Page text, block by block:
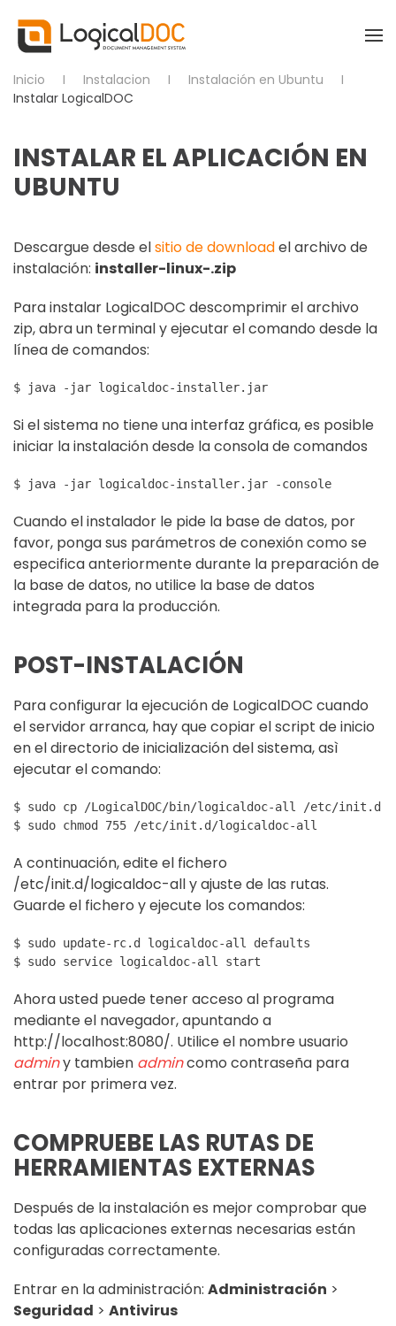
Skip to main content
Inicio Instalacion
Instalación en Ubuntu
Instalar LogicalDOC
INSTALAR EL APLICACIÓN EN
UBUNTU
Descargue desde elsitio de downloadel archivo de
instalación: installer-linux-.zip
Para instalar LogicalDOC descomprimir el archivo
zip, abra un terminal y ejecutar el comando desde la
línea de comandos:
$ java -jar logicaldoc-installer.jar
Si el sistema no tiene una interfaz gráfica, es posible
iniciar la instalación desde la consola de comandos
$ java -jar logicaldoc-installer.jar -console
Cuando el instalador le pide la base de datos, por
favor, ponga sus parámetros de conexión como se
especifica anteriormente durante la preparación de
la base de datos, no utilice la base de datos
integrada para la producción.
POST-INSTALACIÓN
Para configurar la ejecución de LogicalDOC cuando
el servidor arranca, hay que copiar el script de inicio
en el directorio de inicialización del sistema, asì
ejecutar el comando:
$ sudo cp /LogicalDOC/bin/logicaldoc-all /etc/init.d
A continuación, edite el fichero
/etc/init.d/logicaldoc-all y ajuste de las rutas.
Guarde el fichero y ejecute los comandos:
$ sudo update-rc.d logicaldoc-all defaults
Ahora usted puede tener acceso al programa
mediante el navegador, apuntando a
http://localhost:8080/. Utilice el nombre usuario
adminy tambien admincomo contraseña para
entrar por primera vez.
COMPRUEBE LAS RUTAS DE
HERRAMIENTAS EXTERNAS
Después de la instalación es mejor comprobar que
todas las aplicaciones externas necesarias están
configuradas correctamente.
Entrar en la administración: Administración >
Seguridad > Antivirus